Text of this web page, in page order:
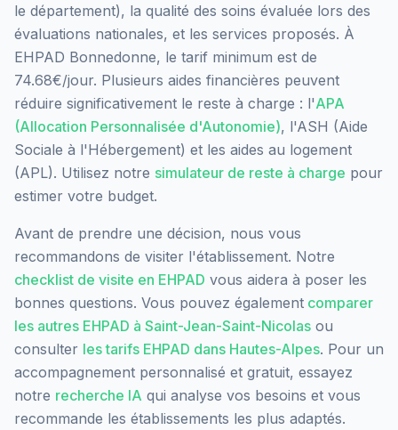
le département), la qualité des soins évaluée lors des
évaluations nationales, et les services proposés. À
EHPAD Bonnedonne, le tarif minimum est de
74.68€/jour. Plusieurs aides financières peuvent
réduire significativement le reste à charge : l'APA
(Allocation Personnalisée d'Autonomie), l'ASH (Aide
Sociale à l'Hébergement) et les aides au logement
(APL). Utilisez notre simulateur de reste à charge pour
estimer votre budget.
Avant de prendre une décision, nous vous
recommandons de visiter l'établissement. Notre
checklist de visite en EHPAD vous aidera à poser les
bonnes questions. Vous pouvez également comparer
les autres EHPAD à Saint-Jean-Saint-Nicolas ou
consulter les tarifs EHPAD dans Hautes-Alpes. Pour un
accompagnement personnalisé et gratuit, essayez
notre recherche IA qui analyse vos besoins et vous
recommande les établissements les plus adaptés.